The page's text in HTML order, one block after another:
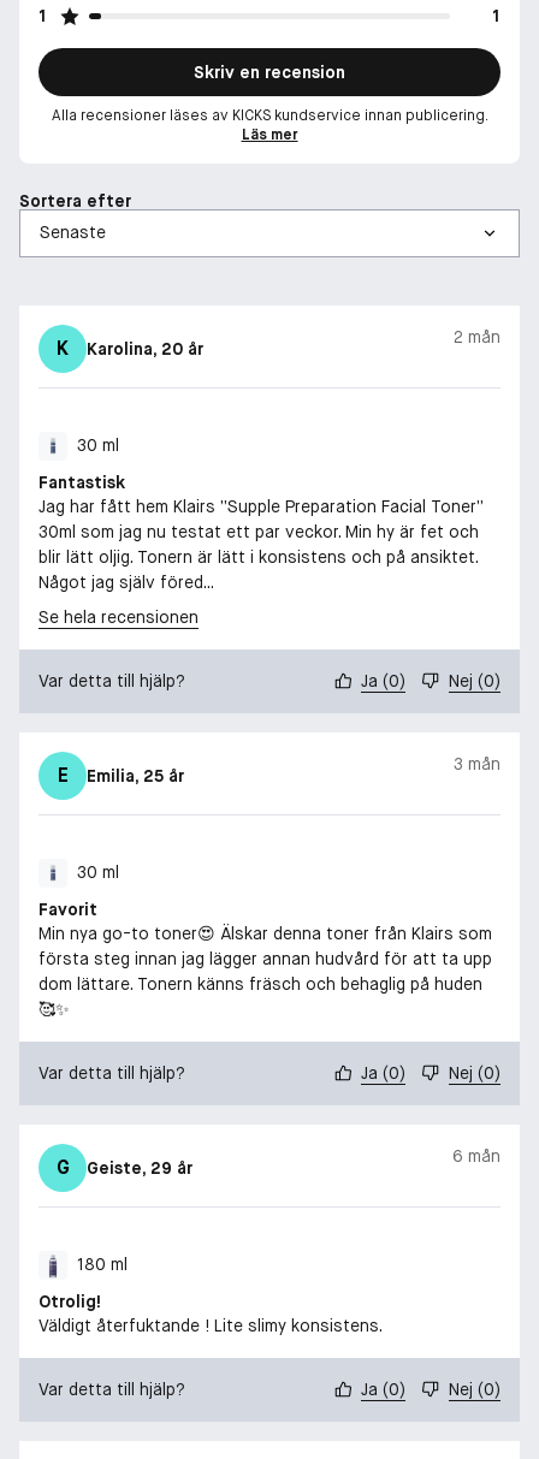
1
1
Skriv en recension
Alla recensioner läses av KICKS kundservice innan publicering.
Läs mer
Sortera efter
K Karolina, 20 år
2 mån
30 ml
Fantastisk
Jag har fått hem Klairs ”Supple Preparation Facial Toner”
30ml som jag nu testat ett par veckor. Min hy är fet och
blir lätt oljig. Tonern är lätt i konsistens och på ansiktet.
Något jag själv föred...
Se hela recensionen
Var detta till hjälp? Ja (0) Nej (0)
E Emilia, 25 år
3 mån
30 ml
Favorit
Min nya go-to toner😍 Älskar denna toner från Klairs som
första steg innan jag lägger annan hudvård för att ta upp
dom lättare. Tonern känns fräsch och behaglig på huden
🥰✨
Var detta till hjälp? Ja (0) Nej (0)
G Geiste, 29 år
6 mån
180 ml
Otrolig!
Väldigt återfuktande ! Lite slimy konsistens.
Var detta till hjälp? Ja (0) Nej (0)